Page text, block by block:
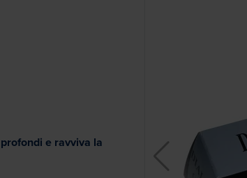
e ravviva la